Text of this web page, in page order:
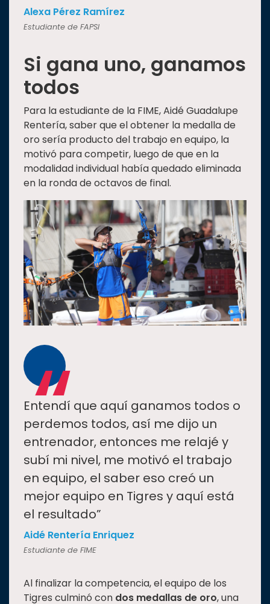
Alexa Pérez Ramírez
Estudiante de FAPSI
Si gana uno, ganamos
todos
Para la estudiante de la FIME, Aidé Guadalupe
Rentería, saber que el obtener la medalla de
oro sería producto del trabajo en equipo, la
motivó para competir, luego de que en la
modalidad individual había quedado eliminada
en la ronda de octavos de final.
“
Entendí que aquí ganamos todos o
perdemos todos, así me dijo un
entrenador, entonces me relajé y
subí mi nivel, me motivó el trabajo
en equipo, el saber eso creó un
mejor equipo en Tigres y aquí está
el resultado”
Aidé Rentería Enriquez
Estudiante de FIME
Al finalizar la competencia, el equipo de los
Tigres culminó con dos medallas de oro, una